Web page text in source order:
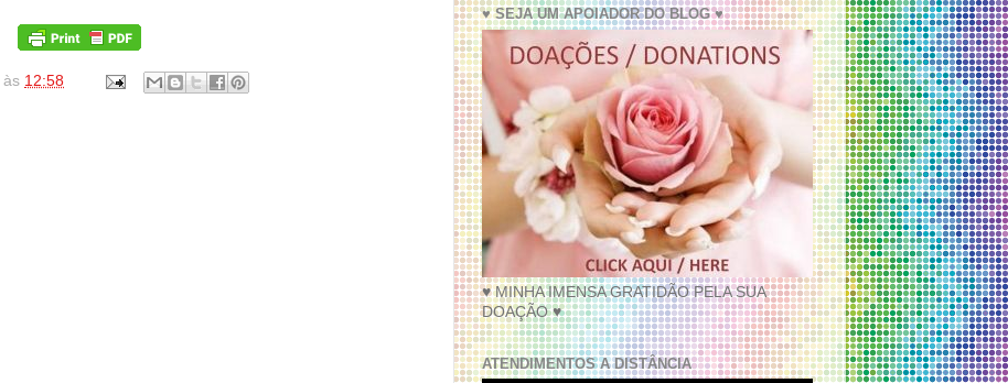
às 12:58
♥ SEJA UM APOIADOR DO BLOG ♥
♥ MINHA IMENSA GRATIDÃO PELA SUA
DOAÇÃO ♥
ATENDIMENTOS A DISTÂNCIA